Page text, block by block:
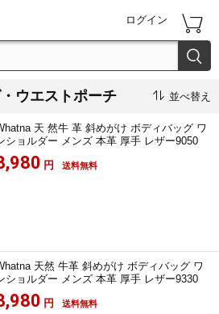
ログイン 

ウエストポーチ  並べ替え
天 然牛 革 斜めがけ ボディバッグ ワ
ショルダー メンズ 本革 厚手 レザー9050
円 送料無料
天然 牛革 斜めがけ ボディバッグ ワ
ショルダー メンズ 本革 厚手 レザー9330
円 送料無料